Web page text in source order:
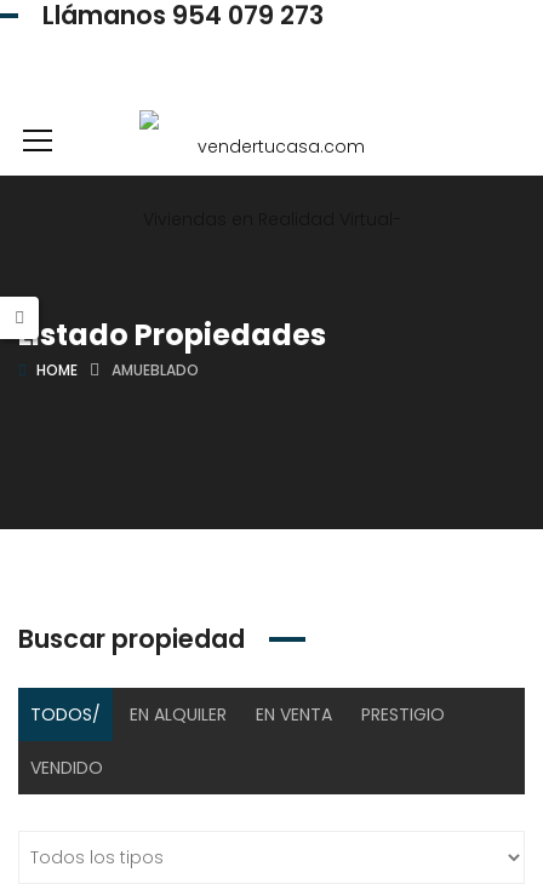
Llámanos 954 079 273
Listado Propiedades
HOME AMUEBLADO
Buscar propiedad
TODOS/ EN ALQUILER EN VENTA PRESTIGIO
VENDIDO